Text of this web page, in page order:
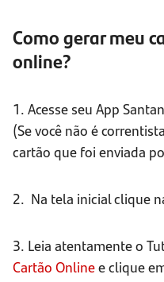
Como gerar meu
online?
1. Acesse seu App
(Se você não é
cartão que foi enviada
2. Na tela inicial clique
3. Leia atentamente o
Cartão Onlinee clique